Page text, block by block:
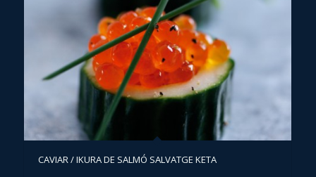
CAVIAR / IKURA DE SALMÓ SALVATGE KETA